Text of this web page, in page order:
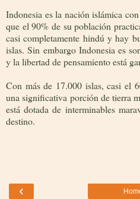
Indonesia es la nación islámica
que el 90% de su población
casi completamente hindú y hay
islas. Sin embargo Indonesia es
y la libertad de pensamiento está
Con más de 17.000 islas, casi el
una significativa porción de tierra
está dotada de interminables
destino.
‹